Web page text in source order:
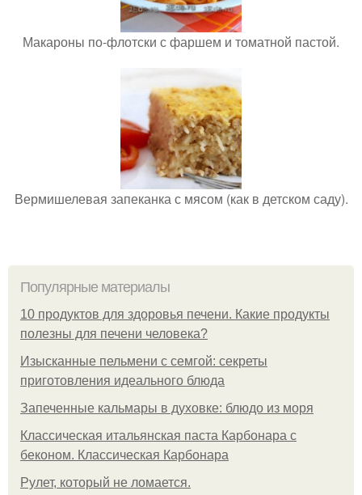
Макароны по-флотски с фаршем и томатной пастой.
Вермишелевая запеканка с мясом (как в детском саду).
Популярные материалы
10 продуктов для здоровья печени. Какие продукты
полезны для печени человека?
Изысканные пельмени с семгой: секреты
приготовления идеального блюда
Запеченные кальмары в духовке: блюдо из моря
Классическая итальянская паста Карбонара с
беконом. Классическая Карбонара
Рулет, который не ломается.